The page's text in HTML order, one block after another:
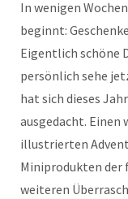
In wenigen
beginnt:
Eigentlich schöne
persönlich sehe
hat sich dieses
ausgedacht. Einen
illustrierten
Miniprodukten der
weiteren